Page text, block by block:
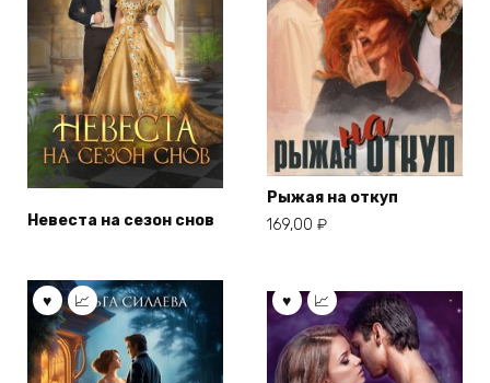
Невеста на сезон снов
Рыжая на откуп
169,00 ₽